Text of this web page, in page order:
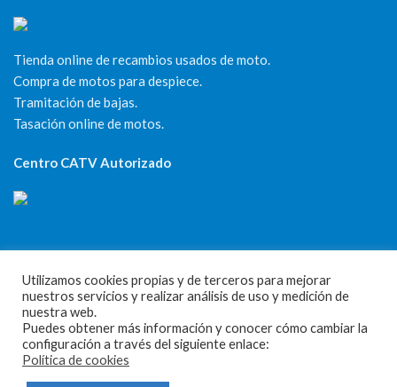
Tienda online de recambios usados de moto.
Compra de motos para despiece.
Tramitación de bajas.
Tasación online de motos.
Centro CATV Autorizado
CONTACTO
Parque Empresarial Las Condas , Nave 1
Utilizamos cookies propias y de terceros para mejorar
nuestros servicios y realizar análisis de uso y medición de
nuestra web.
Puedes obtener más información y conocer cómo cambiar la
configuración a través del siguiente enlace:
Política de cookies